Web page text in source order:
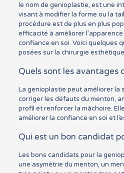
le nom de genioplastie, est une
visant à modifier la forme ou la
procédure est de plus en plus
efficacité à améliorer
confiance en soi. Voici quelques
posées sur la chirurgie
Quels sont les avantages
La genioplastie peut améliorer la
corriger les défauts du menton,
profil et renforcer la mâchoire.
améliorer la confiance en soi et
Qui est un bon candidat
Les bons candidats pour la
une asymétrie du menton, un